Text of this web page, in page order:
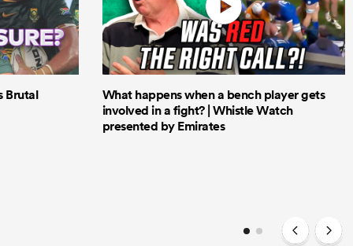
Brutal
What happens when a bench player gets
involved in a fight? | Whistle Watch
presented by Emirates